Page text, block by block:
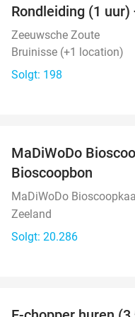
Rondleiding (1
Zeeuwsche Zoute
Bruinisse (+1 location)
Solgt: 198
MaDiWoDo
Bioscoopbon
MaDiWoDo
Zeeland
Solgt: 20.286